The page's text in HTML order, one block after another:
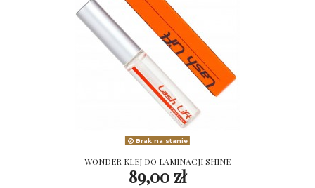
Brak na stanie
WONDER KLEJ DO LAMINACJI SHINE
89,00 zł